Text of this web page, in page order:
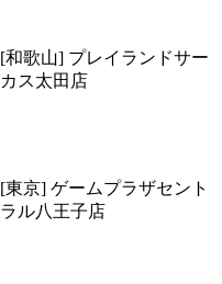
[和歌山] プレイランドサー
カス太田店
[東京] ゲームプラザセント
ラル八王子店